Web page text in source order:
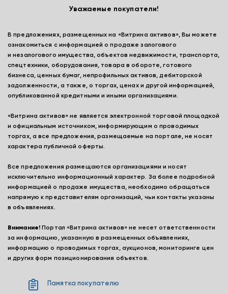
Уважаемые покупатели!
В предложениях, размещенных на «Витрина активов», Вы можете
ознакомиться с информацией о продаже залогового
и незалогового имущества, объектов недвижимости, транспорта,
спецтехники, оборудования, товара в обороте, готового
бизнеса, ценных бумаг, непрофильных активов, дебиторской
задолженности, а также, о торгах, ценах и другой информацией,
опубликованной кредитными и иными организациями.
«Витрина активов» не является электронной торговой площадкой
и официальным источником, информирующим о проводимых
торгах, а все предложения, размещаемые на портале, не носят
характера публичной оферты.
Все предложения размещаются организациями и носят
исключительно информационный характер. За более подробной
информацией о продаже имущества, необходимо обращаться
напрямую к представителям организаций, чьи контакты указаны
в объявлениях.
Внимание! Портал «Витрина активов» не несет ответственности
за информацию, указанную в размещенных объявлениях,
информацию о проводимых торгах, аукционов, мониторинге цен
и других форм позиционирования объектов.
Памятка покупателю